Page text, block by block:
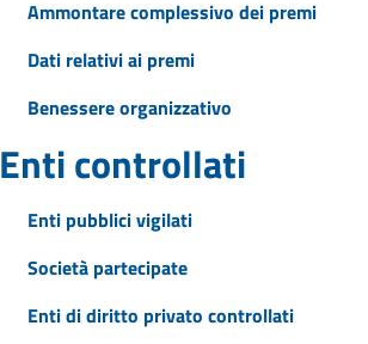
Ammontare complessivo dei premi
Dati relativi ai premi
Benessere organizzativo
Enti controllati
Enti pubblici vigilati
Società partecipate
Enti di diritto privato controllati